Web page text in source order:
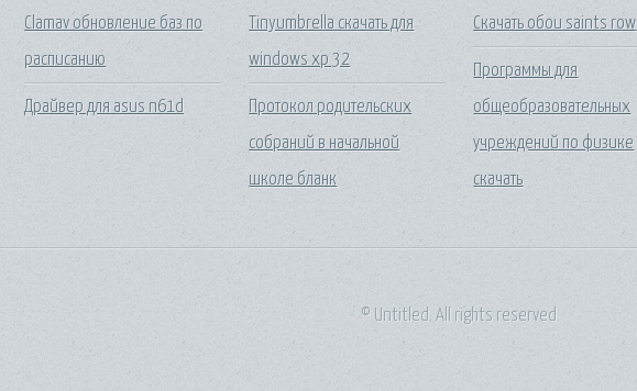
Clamav обновление баз по
расписанию
Драйвер для asus n61d
Tinyumbrella скачать для
windows xp 32
Протокол родительских
собраний в начальной
школе бланк
Скачать обои saints row
Программы для
общеобразовательных
учреждений по физике
скачать
© Untitled. All rights reserved.